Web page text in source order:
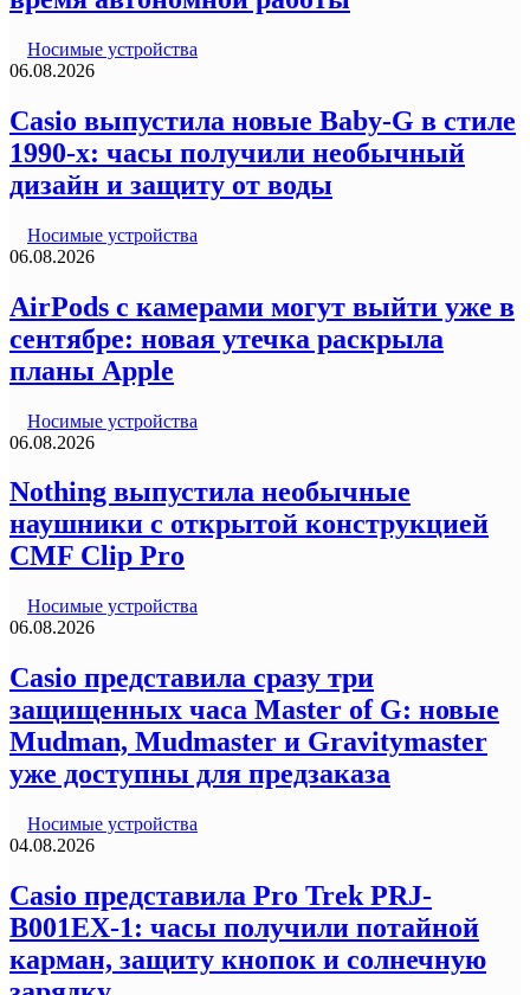
Носимые устройства
06.08.2026
Casio выпустила новые Baby-G в стиле
1990-х: часы получили необычный
дизайн и защиту от воды
Носимые устройства
06.08.2026
AirPods с камерами могут выйти уже в
сентябре: новая утечка раскрыла
планы Apple
Носимые устройства
06.08.2026
Nothing выпустила необычные
наушники с открытой конструкцией
CMF Clip Pro
Носимые устройства
06.08.2026
Casio представила сразу три
защищенных часа Master of G: новые
Mudman, Mudmaster и Gravitymaster
уже доступны для предзаказа
Носимые устройства
04.08.2026
Casio представила Pro Trek PRJ-
B001EX-1: часы получили потайной
карман, защиту кнопок и солнечную